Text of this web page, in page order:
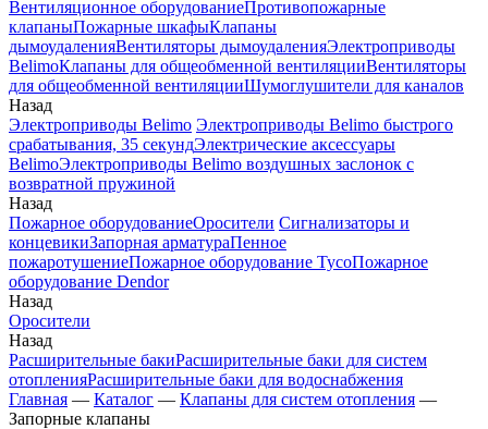
Вентиляционное оборудованиеПротивопожарные
клапаныПожарные шкафыКлапаны
дымоудаленияВентиляторы дымоудаленияЭлектроприводы
BelimoКлапаны для общеобменной вентиляцииВентиляторы
для общеобменной вентиляцииШумоглушители для каналов
Назад
Электроприводы Belimo Электроприводы Belimo быстрого
срабатывания, 35 секундЭлектрические аксессуары
BelimoЭлектроприводы Belimo воздушных заслонок c
возвратной пружиной
Назад
Пожарное оборудованиеОросители Сигнализаторы и
концевикиЗапорная арматураПенное
пожаротушениеПожарное оборудование TycoПожарное
оборудование Dendor
Назад
Оросители
Назад
Расширительные бакиРасширительные баки для систем
отопленияРасширительные баки для водоснабжения
Главная — Каталог — Клапаны для систем отопления —
Запорные клапаны